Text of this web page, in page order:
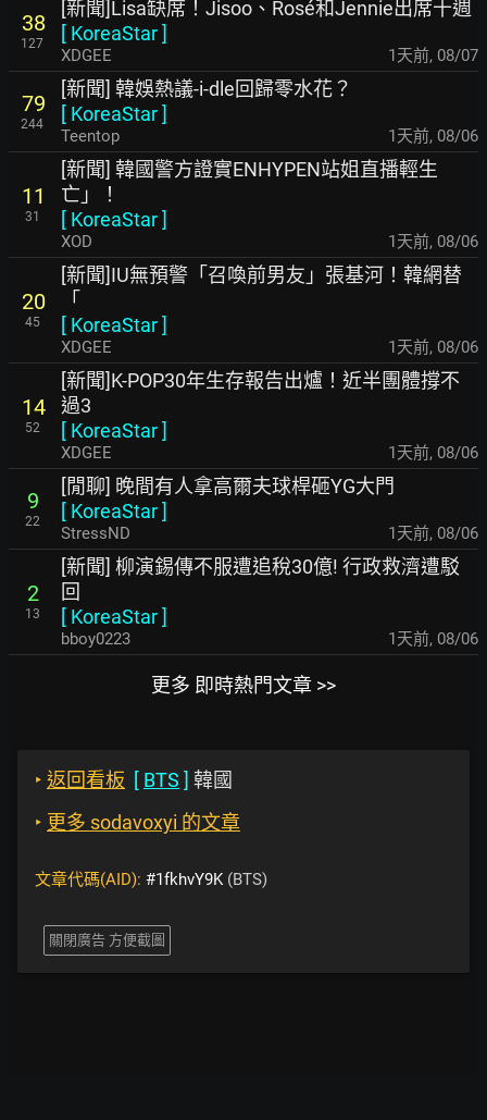
38
127
[新聞]Lisa缺席！Jisoo、Rosé和Jennie出席十週
[ KoreaStar]
XDGEE 1天前, 08/07
79
244
[新聞] 韓娛熱議-i-dle回歸零水花？
[ KoreaStar]
Teentop 1天前, 08/06
11
31
[新聞] 韓國警方證實ENHYPEN站姐直播輕生
亡」！
[ KoreaStar]
XOD 1天前, 08/06
20
45
[新聞]IU無預警「召喚前男友」張基河！韓網替
「
[ KoreaStar]
XDGEE 1天前, 08/06
14
52
[新聞]K-POP30年生存報告出爐！近半團體撐不
過3
[ KoreaStar]
XDGEE 1天前, 08/06
9
22
[閒聊] 晚間有人拿高爾夫球桿砸YG大門
[ KoreaStar]
StressND 1天前, 08/06
2
13
[新聞] 柳演錫傳不服遭追稅30億! 行政救濟遭駁
回
[ KoreaStar]
bboy0223 1天前, 08/06
更多 即時熱門文章 >>
‣ 返回看板 [ BTS ] 韓國
‣ 更多 sodavoxyi 的文章
文章代碼(AID): #1fkhvY9K (BTS)
關閉廣告 方便截圖